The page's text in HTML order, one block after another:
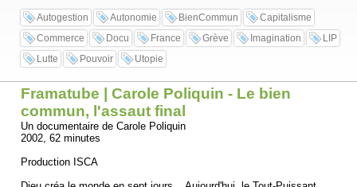
Autogestion Autonomie BienCommun
Capitalisme
Commerce
Docu France Grève Imagination
LIP
Lutte
Pouvoir Utopie
Framatube | Carole Poliquin - Le bien
commun, l'assaut final
Un documentaire de Carole Poliquin
2002, 62 minutes
Production ISCA